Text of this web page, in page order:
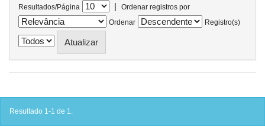
Resultados/Página |
Ordenar registros por
Ordenar
Registro(s)
Resultado 1-1 de 1.